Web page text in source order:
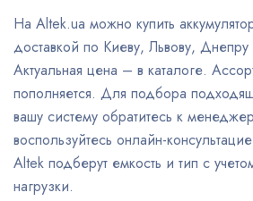
На Altek.ua можно купить
доставкой по Киеву, Львову,
Актуальная цена – в каталоге.
пополняется. Для подбора
вашу систему обратитесь к
воспользуйтесь онлайн-
Altek подберут емкость и тип с
нагрузки.